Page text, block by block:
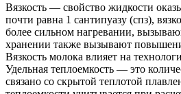
Вязкость — свойство жидкости
почти равна 1 сантипуазу (спз),
более сильном нагревании,
хранении также вызывают
Вязкость молока влияет на
Удельная теплоемкость — это
связано со скрытой теплотой